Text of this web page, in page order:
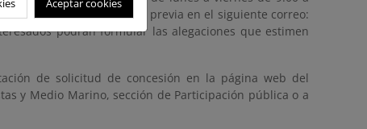
se deberá solicitar cita previa en el siguiente correo:
podrán formular las alegaciones que estimen
de solicitud de concesión en la página web del
y Medio Marino, sección de Participación pública o a
Aceptar cookies